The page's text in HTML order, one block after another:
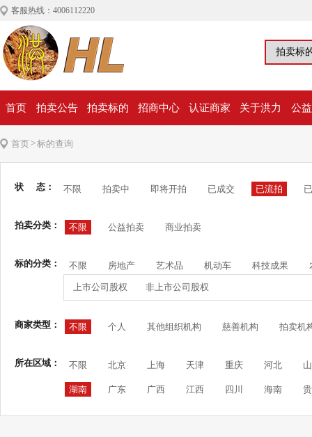
客服热线：4006112220
首页 拍卖公告 拍卖标的 招商中心 认证商家 关于洪力 公
首页>标的查询
状 态： 不限 拍卖中 即将开拍 已成交 已流拍
拍卖分类： 不限 公益拍卖 商业拍卖
标的分类： 不限 房地产 艺术品 机动车 科技成果
上市公司股权 非上市公司股权
商家类型： 不限 个人 其他组织机构 慈善机构 拍卖机
所在区域： 不限 北京 上海 天津 重庆 河北
湖南 广东 广西 江西 四川 海南